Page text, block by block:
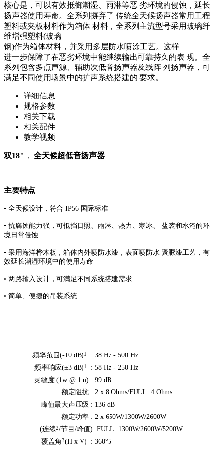
核心是，可以有效抵御潮湿、雨淋等恶 劣环境的侵蚀，延长
扬声器使用寿命。全系列摒弃了 传统全天候扬声器常用工程
塑料或夹板材料作为箱体 材料，全系列主流型号采用玻璃纤
维增强塑料(玻璃
钢)作为箱体材料，并采用多层防水喷涂工艺。这样
进一步保障了在恶劣环境中能继续输出可靠持久的表 现。全
系列包含多点声源、辅助次低音扬声器及线阵 列扬声器，可
满足不同使用场景中的扩声系统搭建的 要求。
详细信息
规格参数
相关下载
相关配件
教学视频
双18"， 全天候超低音扬声器
主要特点
• 全天候设计，符合 IP56 国际标准
• 抗腐蚀能力强，可抵挡日照、雨淋、热力、寒冰、 盐袭和水淹的环
境日常侵蚀
• 采用海洋桦木板，箱体内外喷防水漆，表面喷防水 聚脲漆工艺，有
效延长潮湿环境中的使用寿命
• 两路输入设计，可满足不同系统搭建需求
• 简单、便捷的吊装系统
频率范围(-10 dB)1 : 38 Hz - 500 Hz
频率响应(±3 dB)1 : 58 Hz - 250 Hz
灵敏度 (1w @ 1m) : 99 dB
额定阻抗 : 2 x 8 Ohms/FULL: 4 Ohms
峰值最大声压级 : 136 dB
额定功率 : 2 x 650W/1300W/2600W
(连续2/节目/峰值) FULL: 1300W/2600W/5200W
覆盖角3(H x V) : 360°5